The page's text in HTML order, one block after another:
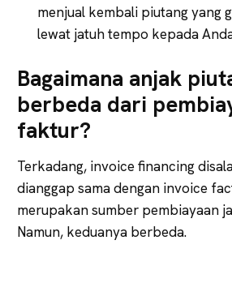
menjual kembali piutang yang
lewat jatuh tempo kepada
Bagaimana anjak
berbeda dari
faktur?
Terkadang, invoice financing
dianggap sama dengan invoice
merupakan sumber pembiayaan
Namun, keduanya berbeda.